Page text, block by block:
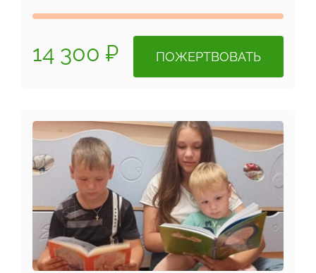
14 300 ₽ ПОЖЕРТВОВАТЬ